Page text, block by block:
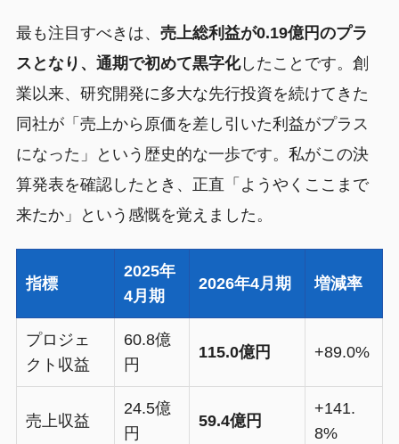
最も注目すべきは、 売上総利益が0.19億円のプラ
スとなり、通期で初めて黒字化したことです。創
業以来、研究開発に多大な先行投資を続けてきた
同社が「売上から原価を差し引いた利益がプラス
になった」という歴史的な一歩です。私がこの決
算発表を確認したとき、正直「ようやくここまで
来たか」という感慨を覚えました。
指標
2025年
4月期
2026年4月期 増減率
プロジェ
クト収益
60.8億
円
115.0億円 +89.0%
売上収益
24.5億
円
59.4億円
+141.
8%